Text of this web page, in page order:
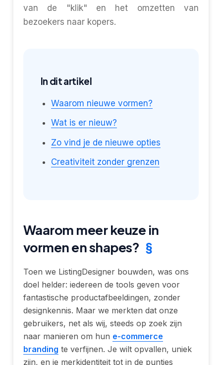
van de "klik" en het omzetten van
bezoekers naar kopers.
In dit artikel
Waarom nieuwe vormen?
Wat is er nieuw?
Zo vind je de nieuwe opties
Creativiteit zonder grenzen
Waarom meer keuze in
vormen en shapes? §
Toen we ListingDesigner bouwden, was ons
doel helder: iedereen de tools geven voor
fantastische productafbeeldingen, zonder
designkennis. Maar we merkten dat onze
gebruikers, net als wij, steeds op zoek zijn
naar manieren om hun e-commerce
branding te verfijnen. Je wilt opvallen, uniek
zijn, en je merkidentiteit tot in de puntjes